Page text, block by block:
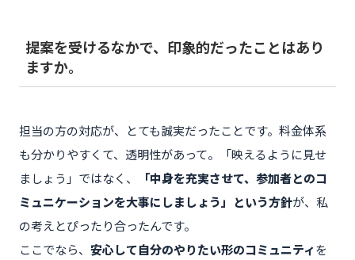
提案を受けるなかで、印象的だったことはあり
ますか。
担当の方の対応が、とても誠実だったことです。料金体系
も分かりやすくて、透明性があって。「映えるように見せ
ましょう」ではなく、
「中身を充実させて、参加者とのコ
ミュニケーションを大事にしましょう」という方針が、私
の考えとぴったり合ったんです。
ここでなら、 安心して自分のやりたい形のコミュニティを